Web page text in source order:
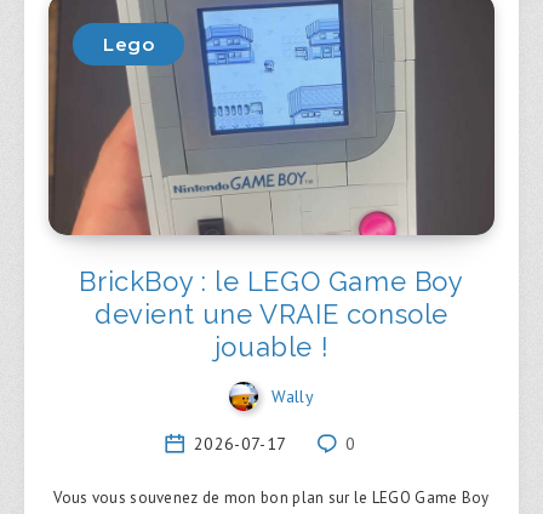
Lego
BrickBoy : le LEGO Game Boy
devient une VRAIE console
jouable !
Wally
2026-07-17 0
Vous vous souvenez de mon bon plan sur le LEGO Game Boy